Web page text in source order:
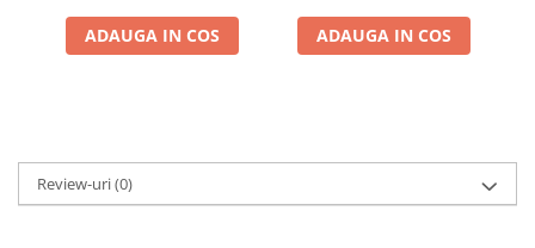
Ingrasaminte plante - CUTIE / KG
Ingrasaminte plante - ECOLOGICE
Casa, Gradina
Accesorii agricole
ADAUGA IN COS ADAUGA IN COS
Review-uri(0)